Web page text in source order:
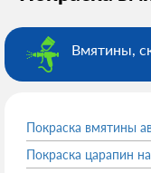
Вмятины,
Покраска вмятины
Покраска царапин